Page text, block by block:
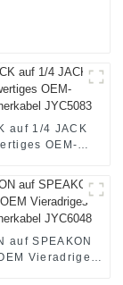
auf 1/4 JACK
OEM-
auf SPEAKON
Vieradriges